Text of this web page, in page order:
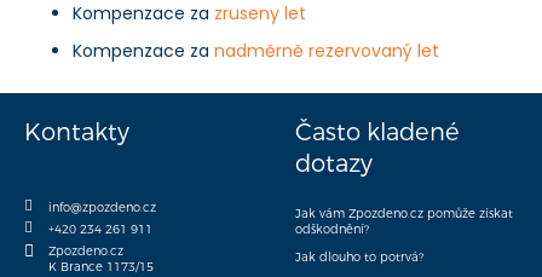
Kompenzace za zruseny let
Kompenzace za nadměrně rezervovaný let
Kontakty
Často kladené
dotazy
info@zpozdeno.cz
+420 234 261 911
Zpozdeno.cz
K Brance 1173/15
Jak vám Zpozdeno.cz pomůže získat
odškodnění?
Jak dlouho to potrvá?